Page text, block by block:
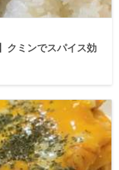
クミンでスパイス効